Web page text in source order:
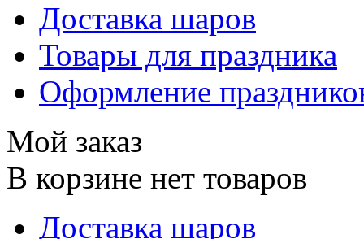
Доставка шаров
Товары для праздника
Оформление
Мой заказ
В корзине нет товаров
Доставка шаров